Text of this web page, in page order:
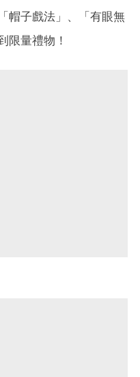
帽子戲法」、「有眼無
限量禮物！